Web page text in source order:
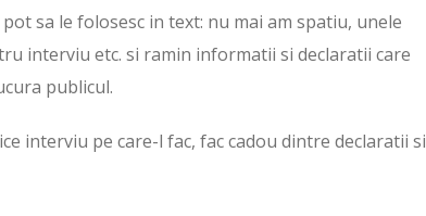
sa le folosesc in text: nu mai am spatiu, unele
interviu etc. si ramin informatii si declaratii care
publicul.
interviu pe care-l fac, fac cadou dintre declaratii si